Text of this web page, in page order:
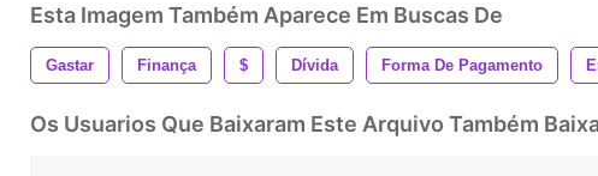
Esta Imagem Também Aparece Em Buscas De
Gastar Finança $ Dívida Forma De Pagamento
Os Usuarios Que Baixaram Este Arquivo Também